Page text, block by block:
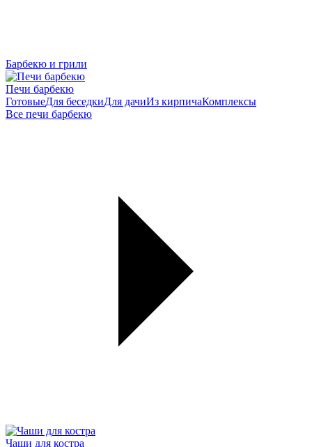
Барбекю и грили
Печи барбекю
ГотовыеДля беседкиДля дачиИз кирпичаКомплексы
Все печи барбекю
Чаши для костра